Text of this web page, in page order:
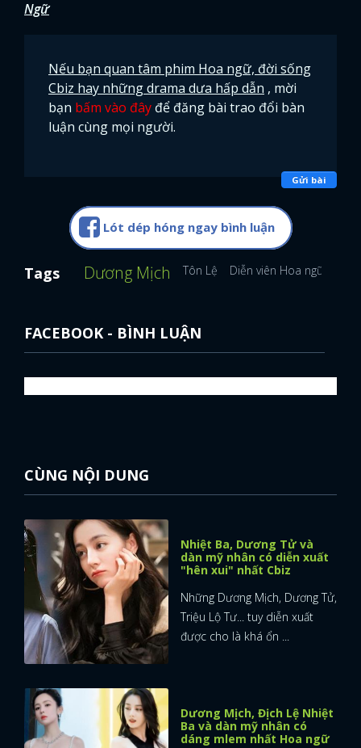
Ngữ
Nếu bạn quan tâm phim Hoa ngữ, đời sống
Cbiz hay những drama dưa hấp dẫn , mời
bạn bấm vào đây để đăng bài trao đổi bàn
luận cùng mọi người.
Gửi bài
Lót dép hóng ngay bình luận
Tags Dương Mịch Tôn Lệ Diễn viên Hoa ngữ
FACEBOOK - BÌNH LUẬN
CÙNG NỘI DUNG
Nhiệt Ba, Dương Tử và
dàn mỹ nhân có diễn xuất
"hên xui" nhất Cbiz
Những Dương Mịch, Dương Tử,
Triệu Lộ Tư... tuy diễn xuất
được cho là khá ổn ...
Dương Mịch, Địch Lệ Nhiệt
Ba và dàn mỹ nhân có
dáng mlem nhất Hoa ngữ